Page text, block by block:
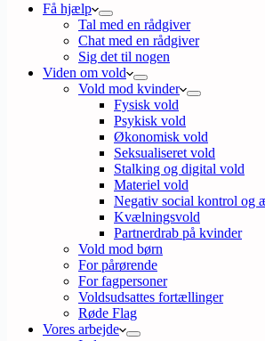
Få hjælp
Tal med en rådgiver
Chat med en rådgiver
Sig det til nogen
Viden om vold
Vold mod kvinder
Fysisk vold
Psykisk vold
Økonomisk vold
Seksualiseret vold
Stalking og digital vold
Materiel vold
Negativ social kontrol og
Kvælningsvold
Partnerdrab på kvinder
Vold mod børn
For pårørende
For fagpersoner
Voldsudsattes fortællinger
Røde Flag
Vores arbejde